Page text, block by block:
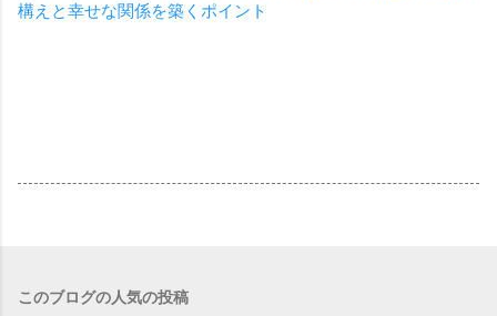
構えと幸せな関係を築くポイント
このブログの人気の投稿